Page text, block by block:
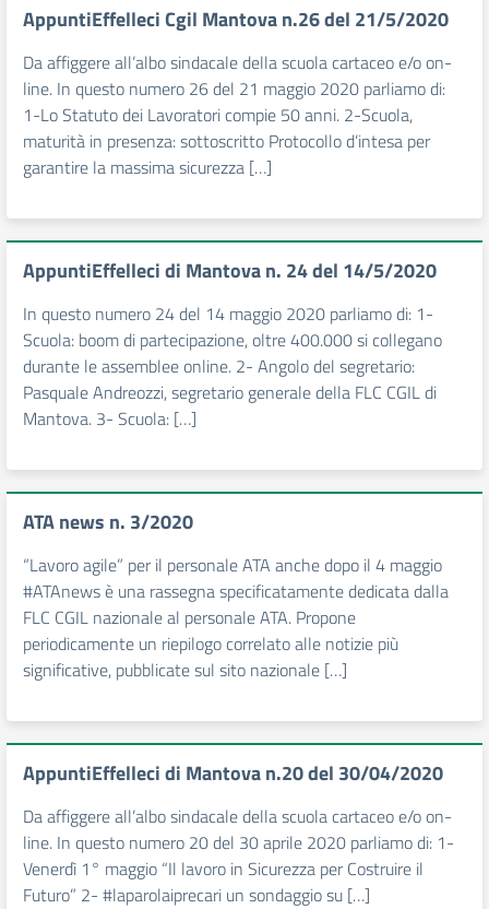
AppuntiEffelleci Cgil Mantova n.26 del 21/5/2020
Da affiggere all’albo sindacale della scuola cartaceo e/o on-
line. In questo numero 26 del 21 maggio 2020 parliamo di:
1-Lo Statuto dei Lavoratori compie 50 anni. 2-Scuola,
maturità in presenza: sottoscritto Protocollo d’intesa per
garantire la massima sicurezza […]
AppuntiEffelleci di Mantova n. 24 del 14/5/2020
In questo numero 24 del 14 maggio 2020 parliamo di: 1-
Scuola: boom di partecipazione, oltre 400.000 si collegano
durante le assemblee online. 2- Angolo del segretario:
Pasquale Andreozzi, segretario generale della FLC CGIL di
Mantova. 3- Scuola: […]
ATA news n. 3/2020
“Lavoro agile” per il personale ATA anche dopo il 4 maggio
#ATAnews è una rassegna specificatamente dedicata dalla
FLC CGIL nazionale al personale ATA. Propone
periodicamente un riepilogo correlato alle notizie più
significative, pubblicate sul sito nazionale […]
AppuntiEffelleci di Mantova n.20 del 30/04/2020
Da affiggere all’albo sindacale della scuola cartaceo e/o on-
line. In questo numero 20 del 30 aprile 2020 parliamo di: 1-
Venerdì 1° maggio “Il lavoro in Sicurezza per Costruire il
Futuro” 2- #laparolaiprecari un sondaggio su […]